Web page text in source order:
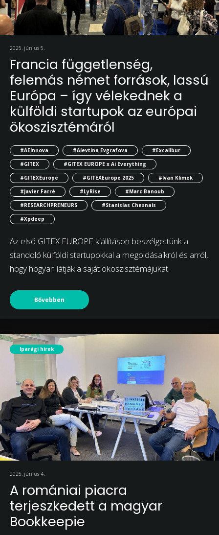
2025. június 5.
Francia függetlenség,
felemás német források, lassú
Európa – így vélekednek a
külföldi startupok az európai
ökoszisztémáról
#AEInnova #Alevtina Evgrafova
#Excalibur
#GITEX
#GITEX EUROPE x Ai Everything
#GITEXEurope
#GITEXEurope 2025
#Ivan Klimek
#Javier Farré
#LyRise
#Marc Banoub
#RESEARCHPRENEURS
#Stanislas Chesnais
#Xpdeep
Az első GITEX EUROPE kiállításon beszélgettünk a
standoló külföldi startupokkal a megoldásaikról és arról,
hogy hogyan látják a saját ökoszisztémájukat.
Bővebben
Iparági hírek
2025. június 4.
A romániai piacra
terjeszkedett a magyar
Bookkeepie